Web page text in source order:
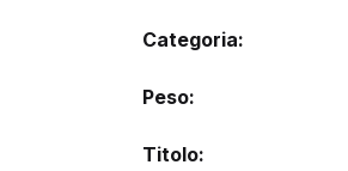
Categoria:
Peso
Titolo